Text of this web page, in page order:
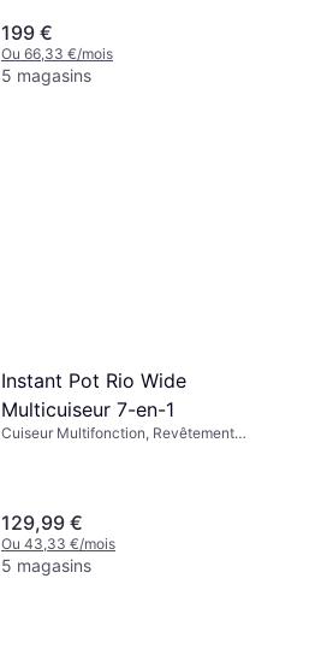
199 €
Ou 66,33 €/mois
5 magasins
Instant Pot Rio Wide
Multicuiseur 7-en-1
Cuiseur Multifonction, Revêtement
129,99 €
Ou 43,33 €/mois
5 magasins